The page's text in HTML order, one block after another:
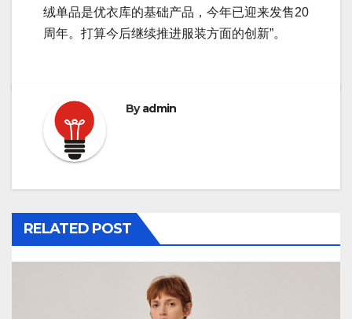
绒单品是优衣库的基础产品，今年已迎来发售20
周年。打算今后继续推进服装方面的创新”。
Byadmin
RELATED POST